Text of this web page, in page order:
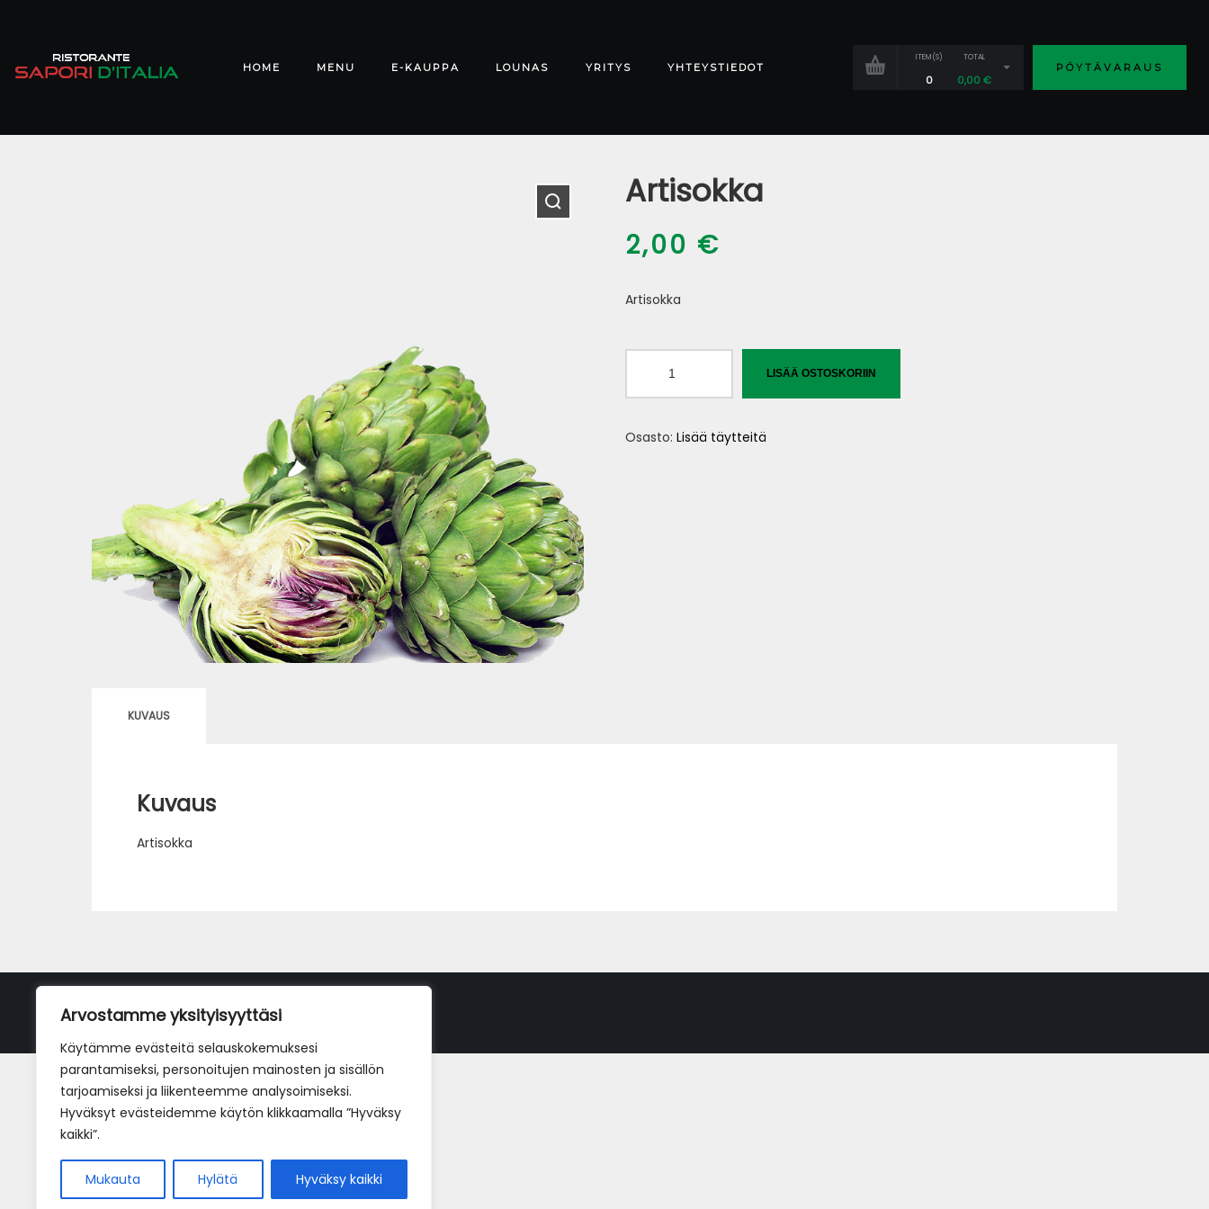
Arvostamme yksityisyyttäsi
Käytämme evästeitä selauskokemuksesi
parantamiseksi, personoitujen mainosten ja sisällön
tarjoamiseksi ja liikenteemme analysoimiseksi.
Hyväksyt evästeidemme käytön klikkaamalla ”Hyväksy
kaikki”.
Mukauta Hylätä Hyväksy kaikki
HOME MENU E-KAUPPA LOUNAS YRITYS YHTEYSTIEDOT
ITEM(S)
0
TOTAL
0,00€
PÖYTÄVARAUS
Artisokka
2,00 €
Artisokka
LISÄÄ OSTOSKORIIN
Osasto: Lisää täytteitä
KUVAUS
Kuvaus
Artisokka